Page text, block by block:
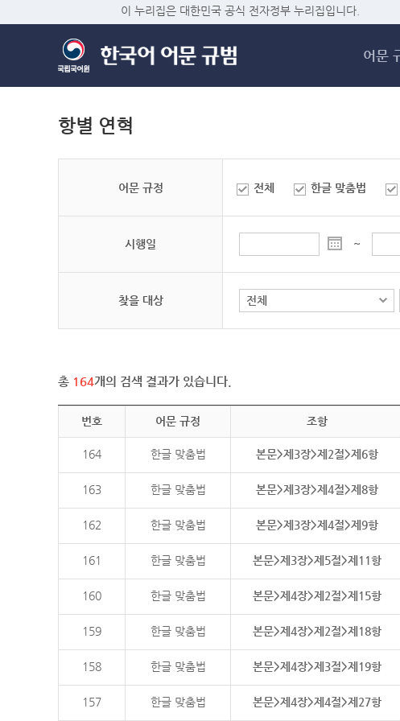
이 누리집은 대한민국 공식 전자정부 누리집입니다.
어문
항별 연혁
어문 규정 전체 한글 맞춤법
시행일 ~
찾을 대상
총 164개의 검색 결과가 있습니다.
번호 어문 규정 조항
164 한글 맞춤법 본문>제3장>제2절>제6항
163 한글 맞춤법 본문>제3장>제4절>제8항
162 한글 맞춤법 본문>제3장>제4절>제9항
161 한글 맞춤법 본문>제3장>제5절>제11항
160 한글 맞춤법 본문>제4장>제2절>제15항
159 한글 맞춤법 본문>제4장>제2절>제18항
158 한글 맞춤법 본문>제4장>제3절>제19항
157 한글 맞춤법 본문>제4장>제4절>제27항